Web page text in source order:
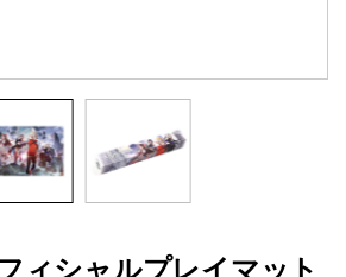
フィシャルプレイマット